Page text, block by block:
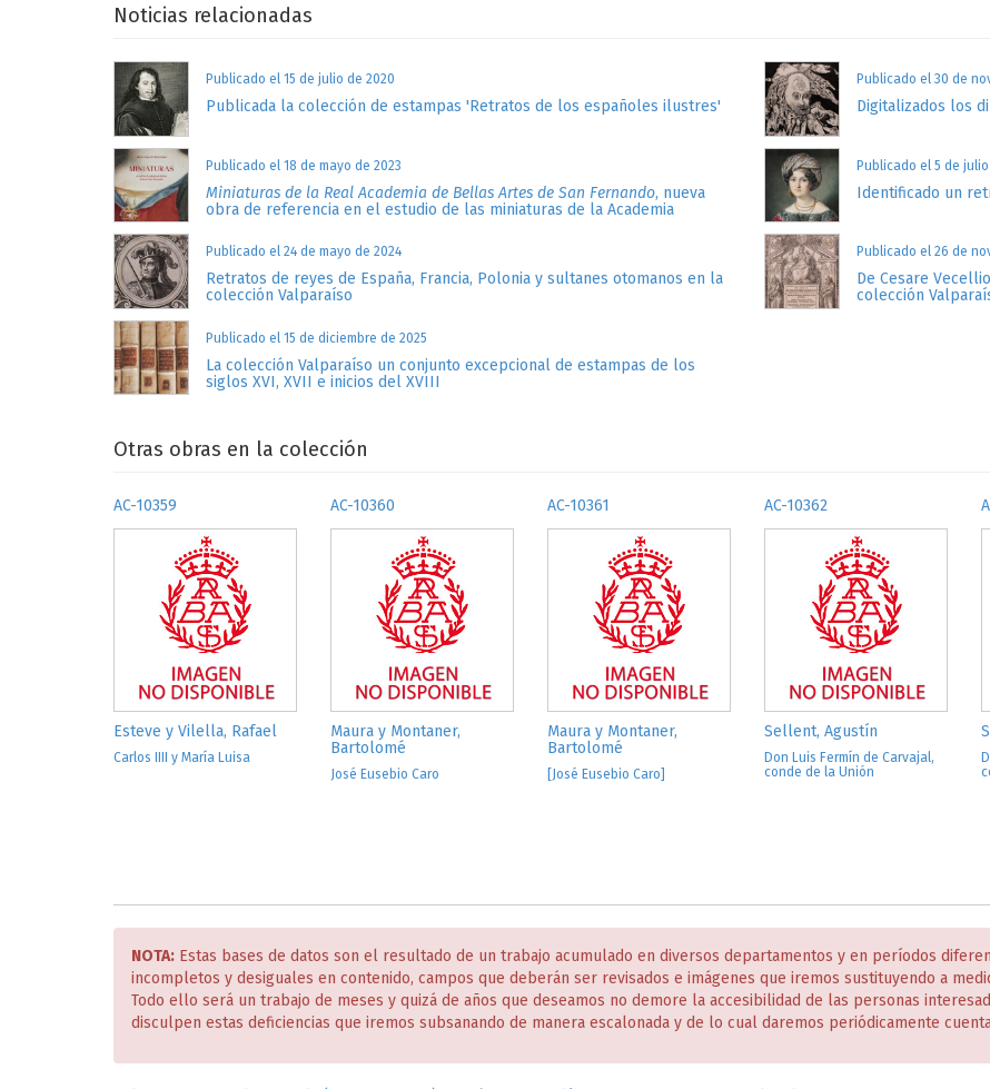
Noticias relacionadas
Publicado el 15 de julio de 2020
Publicada la colección de estampas 'Retratos de los españoles ilustres'
Publicado el 30 de
Digitalizados los
Publicado el 18 de mayo de 2023
Miniaturas de la Real Academia de Bellas Artes de San Fernando, nueva
obra de referencia en el estudio de las miniaturas de la Academia
Publicado el 5 de julio
Identificado un
Publicado el 24 de mayo de 2024
Retratos de reyes de España, Francia, Polonia y sultanes otomanos en la
colección Valparaíso
Publicado el 26 de
De Cesare
colección
Publicado el 15 de diciembre de 2025
La colección Valparaíso un conjunto excepcional de estampas de los
siglos XVI, XVII e inicios del XVIII
Otras obras en la colección
AC-10359
Esteve y Vilella, Rafael
Carlos IIII y María Luisa
AC-10360
Maura y Montaner,
Bartolomé
José Eusebio Caro
AC-10361
Maura y Montaner,
Bartolomé
[José Eusebio Caro]
AC-10362
Sellent, Agustín
Don Luis Fermín de Carvajal,
conde de la Unión
NOTA: Estas bases de datos son el resultado de un trabajo acumulado en diversos departamentos y en períodos
incompletos y desiguales en contenido, campos que deberán ser revisados e imágenes que iremos sustituyendo a
Todo ello será un trabajo de meses y quizá de años que deseamos no demore la accesibilidad de las personas
disculpen estas deficiencias que iremos subsanando de manera escalonada y de lo cual daremos periódicamente